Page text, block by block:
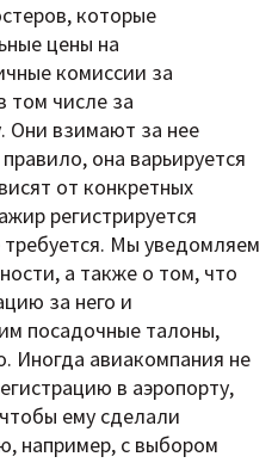
которые
цены на
комиссии за
том числе за
Они взимают за нее
она варьируется
от конкретных
регистрируется
требуется. Мы уведомляем
а также о том, что
за него и
посадочные талоны,
Иногда авиакомпания не
в аэропорту,
ему сделали
например, с выбором